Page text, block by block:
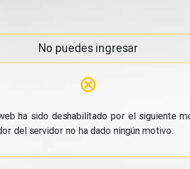
No puedes ingresar
⊗
ha sido deshabilitado por el siguiente
del servidor no ha dado ningún motivo.